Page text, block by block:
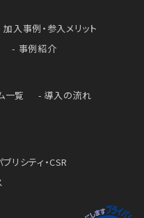
加入事例・参入メリット
事例紹介
一覧
導入の流れ
ブリシティ・CSR